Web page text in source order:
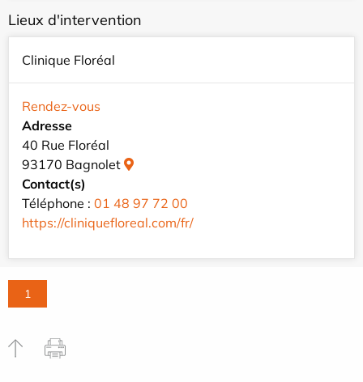
Lieux d'intervention
Clinique Floréal
Rendez-vous
Adresse
40 Rue Floréal
93170 Bagnolet
Contact(s)
Téléphone : 01 48 97 72 00
https://cliniquefloreal.com/fr/
1